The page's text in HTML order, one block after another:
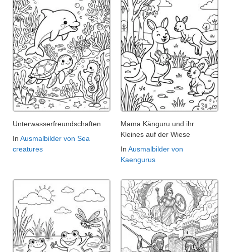
Unterwasserfreundschaften
In Ausmalbilder von Sea
creatures
Mama Känguru und ihr
Kleines auf der Wiese
In Ausmalbilder von
Kaengurus